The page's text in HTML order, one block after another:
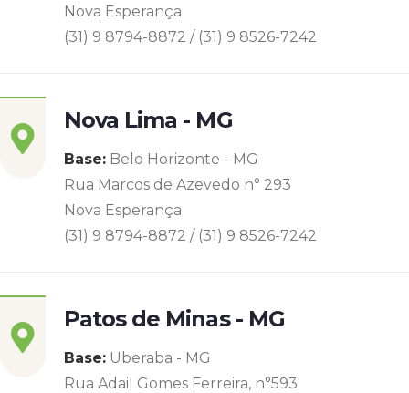
Nova Esperança
(31) 9 8794-8872 / (31) 9 8526-7242
Nova Lima - MG
Base: Belo Horizonte - MG
Rua Marcos de Azevedo n° 293
Nova Esperança
(31) 9 8794-8872 / (31) 9 8526-7242
Patos de Minas - MG
Base: Uberaba - MG
Rua Adail Gomes Ferreira, n°593